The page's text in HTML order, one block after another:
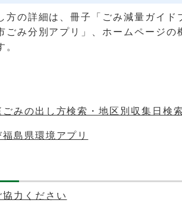
方の詳細は、冊子「ごみ減量ガイド
み分別アプリ」、ホームページの
みの出し方検索・地区別収集日検索
島県環境アプリ
力ください